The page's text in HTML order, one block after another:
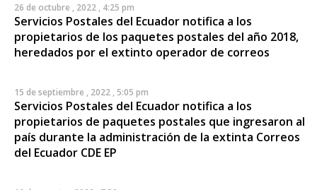
26 de octubre , 2022 , 4:25 pm
Servicios Postales del Ecuador notifica a los
propietarios de los paquetes postales del año 2018,
heredados por el extinto operador de correos
15 de septiembre , 2022 , 5:05 pm
Servicios Postales del Ecuador notifica a los
propietarios de paquetes postales que ingresaron al
país durante la administración de la extinta Correos
del Ecuador CDE EP